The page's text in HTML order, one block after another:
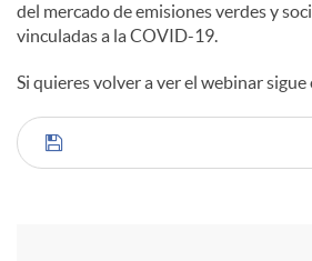
del mercado de emisiones verdes y
vinculadas a la COVID-19.
Si quieres volver a ver el webinar sigue
C